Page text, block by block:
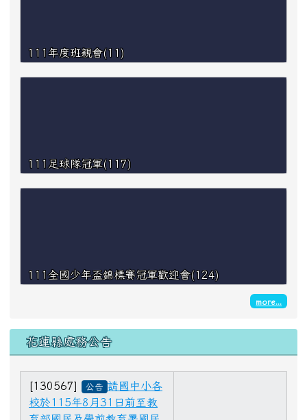
111年度班親會(11)
111足球隊冠軍(117)
111全國少年盃錦標賽冠軍歡迎會(124)
more...
花蓮縣處務公告
[130567] 公告 請國中小各
校於115年8月31日前至教